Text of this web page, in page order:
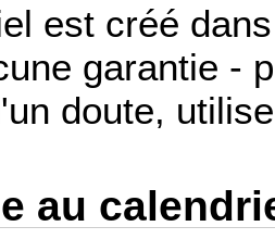
est créé
garantie -
doute,
au